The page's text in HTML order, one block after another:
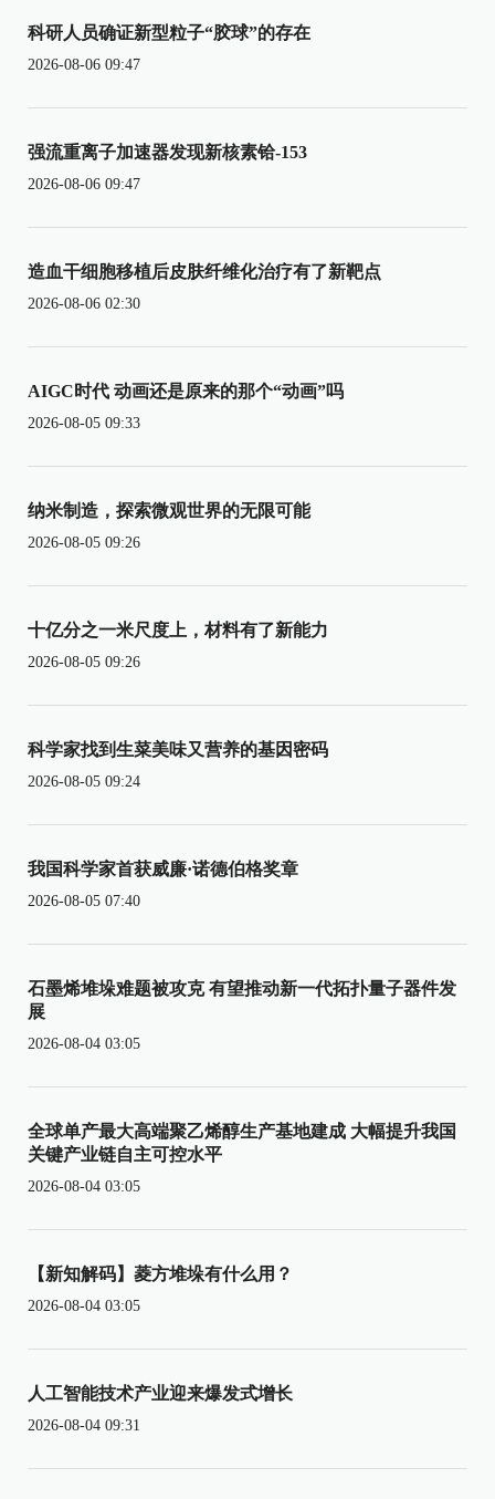
科研人员确证新型粒子“胶球”的存在
2026-08-06 09:47
强流重离子加速器发现新核素铪-153
2026-08-06 09:47
造血干细胞移植后皮肤纤维化治疗有了新靶点
2026-08-06 02:30
AIGC时代 动画还是原来的那个“动画”吗
2026-08-05 09:33
纳米制造，探索微观世界的无限可能
2026-08-05 09:26
十亿分之一米尺度上，材料有了新能力
2026-08-05 09:26
科学家找到生菜美味又营养的基因密码
2026-08-05 09:24
我国科学家首获威廉·诺德伯格奖章
2026-08-05 07:40
石墨烯堆垛难题被攻克 有望推动新一代拓扑量子器件发
展
2026-08-04 03:05
全球单产最大高端聚乙烯醇生产基地建成 大幅提升我国
关键产业链自主可控水平
2026-08-04 03:05
【新知解码】菱方堆垛有什么用？
2026-08-04 03:05
人工智能技术产业迎来爆发式增长
2026-08-04 09:31